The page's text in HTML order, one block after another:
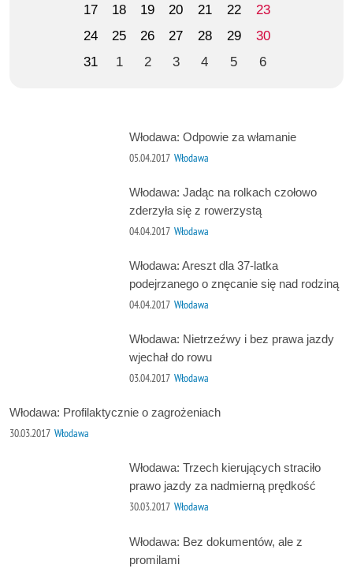
17
18 19 20 21 22
23
24
25 26 27 28 29
30
31
1 2 3 4 5 6
Włodawa: Odpowie za włamanie
05.04.2017 Włodawa
Włodawa: Jadąc na rolkach czołowo
zderzyła się z rowerzystą
04.04.2017 Włodawa
Włodawa: Areszt dla 37-latka
podejrzanego o znęcanie się nad rodziną
04.04.2017 Włodawa
Włodawa: Nietrzeźwy i bez prawa jazdy
wjechał do rowu
03.04.2017 Włodawa
Włodawa: Profilaktycznie o zagrożeniach
30.03.2017 Włodawa
Włodawa: Trzech kierujących straciło
prawo jazdy za nadmierną prędkość
30.03.2017 Włodawa
Włodawa: Bez dokumentów, ale z
promilami